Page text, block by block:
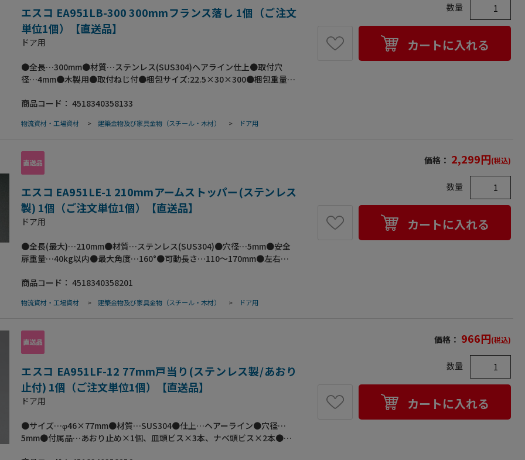
エスコ EA951LB-300 300mmフランス落し 1個（ご注文
単位1個）【直送品】
ドア用
●全長…300mm●材質…ステンレス(SUS304)ヘアライン仕上●取付穴
径…4mm●木製用●取付ねじ付●梱包サイズ:22.5×30×300●梱包重量
商品コード： 4518340358133
物流資材・工場資材 > 建築金物及び家具金物（スチール・木材） > ドア用
数量
カートに入れる
エスコ EA951LE-1 210mmアームストッパー(ステンレス
製) 1個（ご注文単位1個）【直送品】
ドア用
●全長(最大)…210mm●材質…ステンレス(SUS304)●穴径…5mm●安全
扉重量…40kg以内●最大角度…160°●可動長さ…110～170mm●左右兼
ズ:250×70×40●梱包重量306g
商品コード： 4518340358201
物流資材・工場資材 > 建築金物及び家具金物（スチール・木材） > ドア用
価格： 2,299円(税込)
数量
カートに入れる
エスコ EA951LF-12 77mm戸当り(ステンレス製/あおり
止付) 1個（ご注文単位1個）【直送品】
ドア用
●サイズ…φ46×77mm●材質…SUS304●仕上…ヘアーライン●穴径…
5mm●付属品…あおり止め×1個、皿頭ビス×3本、ナベ頭ビス×2本●重
価格： 966円(税込)
数量
カートに入れる